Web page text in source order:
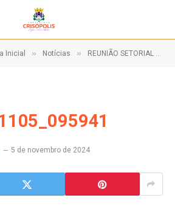
Inicial » Notícias » REUNIÃO SETORIAL – PNAB
5 de novembro de 2024